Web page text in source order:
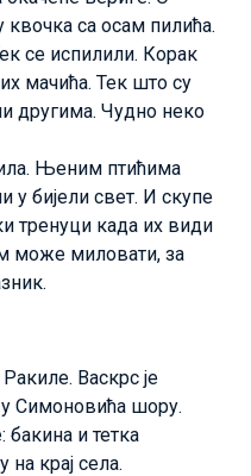
квочка са осам пилића.
се испилили. Корак
мачића. Тек што су
другима. Чудно неко
Њеним птићима
у бијели свет. И скупе
тренуци када их види
може миловати, за
Васкрс је
Симоновића шору.
и тетка
крај села.